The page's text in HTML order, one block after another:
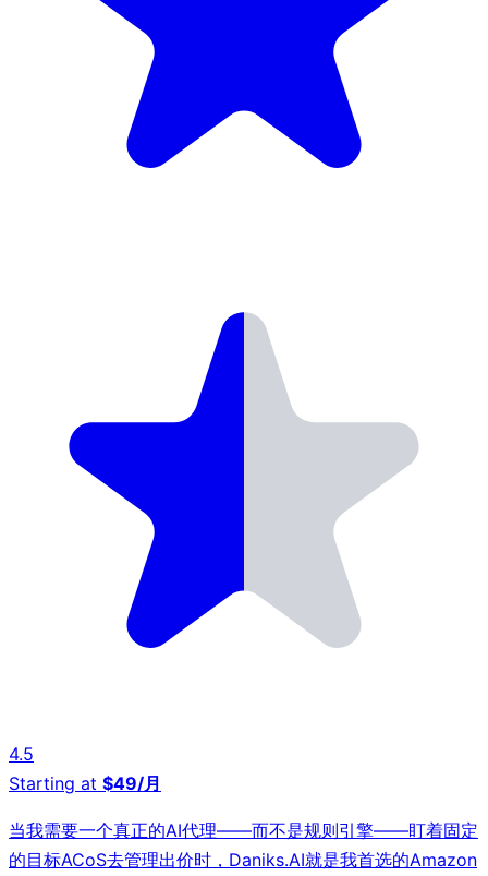
4.5
Starting at $49/月
当我需要一个真正的AI代理——而不是规则引擎——盯着固定
的目标ACoS去管理出价时，Daniks.AI就是我首选的Amazon